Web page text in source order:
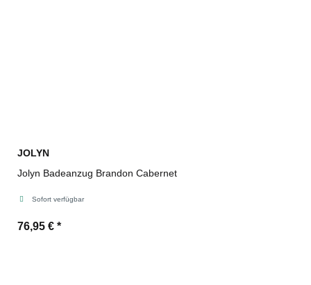
JOLYN
Jolyn Badeanzug Brandon Cabernet
Sofort verfügbar
76,95 € *